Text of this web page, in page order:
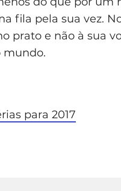
fila pela sua vez.
prato e não à sua
mundo.
para 2017